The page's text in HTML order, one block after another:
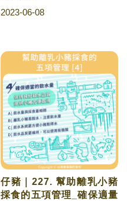
2023-06-08
仔豬｜227. 幫助離乳小豬
採食的五項管理_確保適量